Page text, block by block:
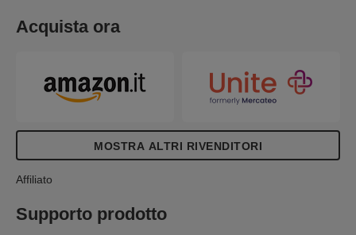
in silicone. Questo set include anche 24 stick di
colla (6 stick per 4 diversi tipi: Tessuti, PVC legno e
progettato al meglio.
Acquista ora
MOSTRA ALTRI RIVENDITORI
Affiliato
Supporto prodotto